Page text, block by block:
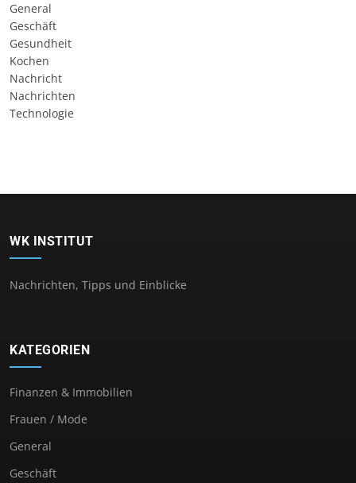
General
Geschäft
Gesundheit
Kochen
Nachricht
Nachrichten
Technologie
WK INSTITUT
Nachrichten, Tipps und Einblicke
KATEGORIEN
Finanzen & Immobilien
Frauen / Mode
General
Geschäft